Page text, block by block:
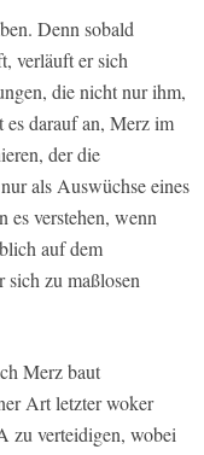
Denn sobald
verläuft er sich
die nicht nur ihm,
es darauf an, Merz im
der die
als Auswüchse eines
es verstehen, wenn
auf dem
sich zu maßlosen
Merz baut
Art letzter woker
zu verteidigen, wobei